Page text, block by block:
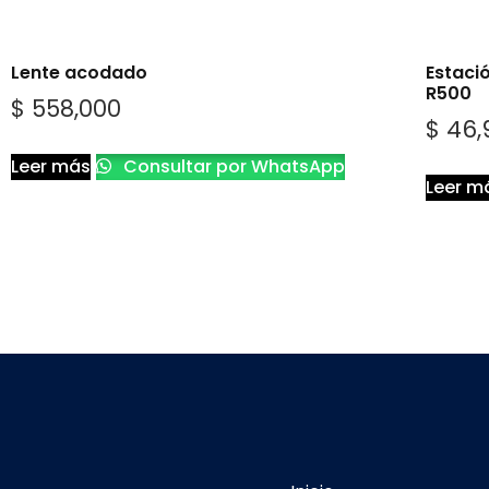
Lente acodado
$ 558,000
Leer más Consultar por WhatsApp
R500
$
Leer